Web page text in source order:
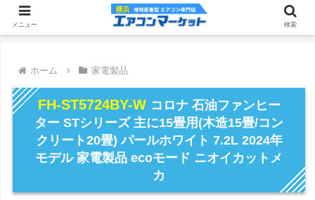
ホーム 家電製品
FH-ST5724BY-W コロナ 石油ファンヒー
ター STシリーズ 主に15畳用(木造15畳/コン
クリート20畳) パールホワイト 7.2L 2024年
モデル 家電製品 ecoモード ニオイカットメ
カ
メニュー 検索